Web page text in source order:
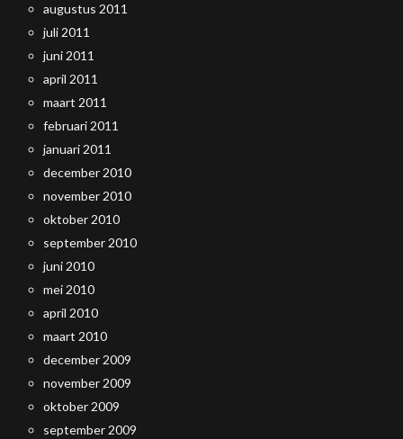
augustus 2011
juli 2011
juni 2011
april 2011
maart 2011
februari 2011
januari 2011
december 2010
november 2010
oktober 2010
september 2010
juni 2010
mei 2010
april 2010
maart 2010
december 2009
november 2009
oktober 2009
september 2009